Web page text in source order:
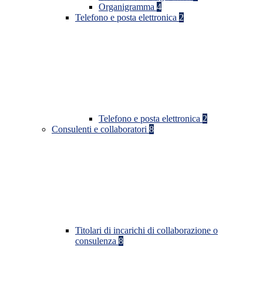
Organigramma 4
Telefono e posta elettronica 2
Telefono e posta elettronica 2
Consulenti e collaboratori 8
Titolari di incarichi di collaborazione o
consulenza 8